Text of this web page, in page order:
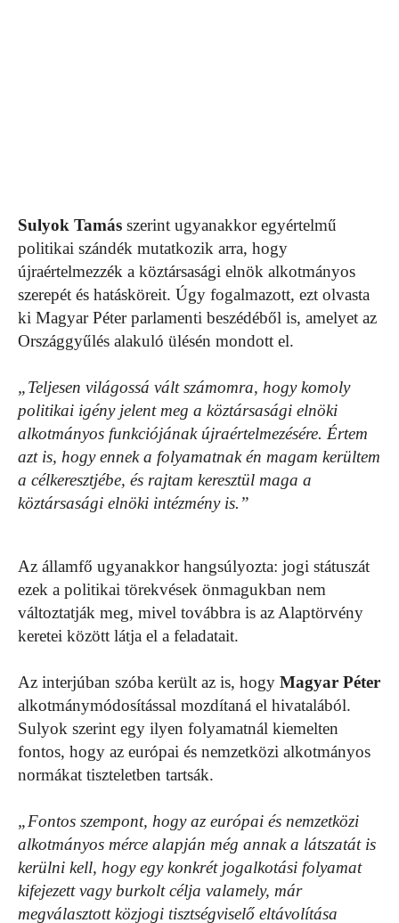
Sulyok Tamás szerint ugyanakkor egyértelmű
politikai szándék mutatkozik arra, hogy
újraértelmezzék a köztársasági elnök alkotmányos
szerepét és hatásköreit. Úgy fogalmazott, ezt olvasta
ki Magyar Péter parlamenti beszédéből is, amelyet az
Országgyűlés alakuló ülésén mondott el.
„Teljesen világossá vált számomra, hogy komoly
politikai igény jelent meg a köztársasági elnöki
alkotmányos funkciójának újraértelmezésére. Értem
azt is, hogy ennek a folyamatnak én magam kerültem
a célkeresztjébe, és rajtam keresztül maga a
köztársasági elnöki intézmény is.”
Az államfő ugyanakkor hangsúlyozta: jogi státuszát
ezek a politikai törekvések önmagukban nem
változtatják meg, mivel továbbra is az Alaptörvény
keretei között látja el a feladatait.
Az interjúban szóba került az is, hogy Magyar Péter
alkotmánymódosítással mozdítaná el hivatalából.
Sulyok szerint egy ilyen folyamatnál kiemelten
fontos, hogy az európai és nemzetközi alkotmányos
normákat tiszteletben tartsák.
„Fontos szempont, hogy az európai és nemzetközi
alkotmányos mérce alapján még annak a látszatát is
kerülni kell, hogy egy konkrét jogalkotási folyamat
kifejezett vagy burkolt célja valamely, már
megválasztott közjogi tisztségviselő eltávolítása